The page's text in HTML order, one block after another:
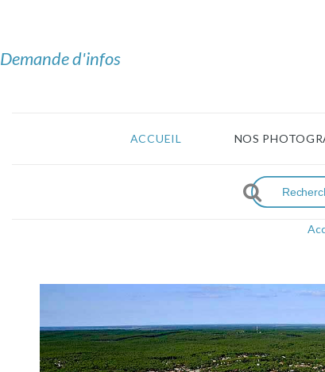
Demande d'infos
ACCUEIL NOS